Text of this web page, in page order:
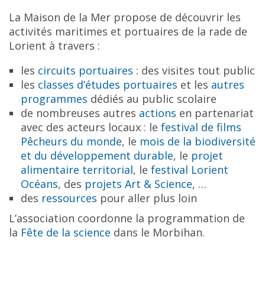
La Maison de la Mer propose de découvrir les
activités maritimes et portuaires de la rade de
Lorient à travers :
les circuits portuaires : des visites tout public
les classes d’études portuaires et les autres
programmes dédiés au public scolaire
de nombreuses autres actions en partenariat
avec des acteurs locaux : le festival de films
Pêcheurs du monde, le mois de la biodiversité
et du développement durable, le projet
alimentaire territorial, le festival Lorient
Océans, des projets Art & Science, …
des ressources pour aller plus loin
L’association coordonne la programmation de
la Fête de la science dans le Morbihan.